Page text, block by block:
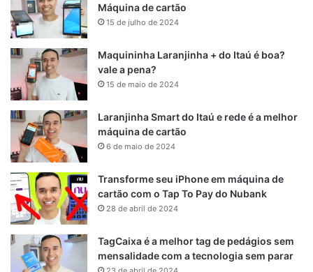
Máquina de cartão
15 de julho de 2024
Maquininha Laranjinha + do Itaú é boa?
vale a pena?
15 de maio de 2024
Laranjinha Smart do Itaú e rede é a melhor
máquina de cartão
6 de maio de 2024
Transforme seu iPhone em máquina de
cartão com o Tap To Pay do Nubank
28 de abril de 2024
TagCaixa é a melhor tag de pedágios sem
mensalidade com a tecnologia sem parar